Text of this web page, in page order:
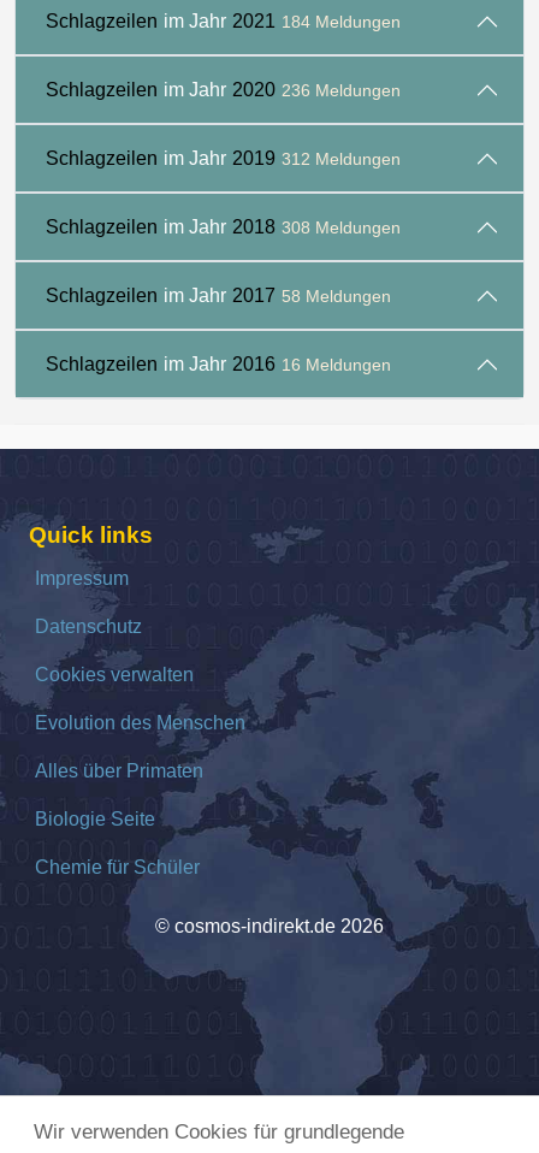
Wir verwenden Cookies für grundlegende
Schlagzeilen im Jahr 2021 184 Meldungen
Schlagzeilen im Jahr 2020 236 Meldungen
Schlagzeilen im Jahr 2019 312 Meldungen
Schlagzeilen im Jahr 2018 308 Meldungen
Schlagzeilen im Jahr 2017 58 Meldungen
Schlagzeilen im Jahr 2016 16 Meldungen
Quick links
Impressum
Datenschutz
Cookies verwalten
Evolution des Menschen
Alles über Primaten
Biologie Seite
Chemie für Schüler
© cosmos-indirekt.de 2026